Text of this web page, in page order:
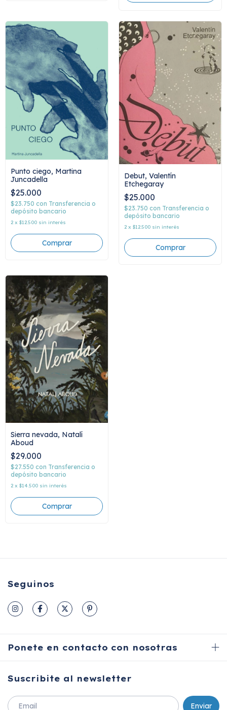
Punto ciego, Martina
Juncadella
$25.000
$23.750 con Transferencia o
depósito bancario
2 x $12.500 sin interés
Debut, Valentín
Etchegaray
$25.000
$23.750 con Transferencia o
depósito bancario
2 x $12.500 sin interés
Sierra nevada, Natalí
Aboud
$29.000
$27.550 con Transferencia o
depósito bancario
2 x $14.500 sin interés
Seguinos
Ponete en contacto con nosotras
Suscribite al newsletter